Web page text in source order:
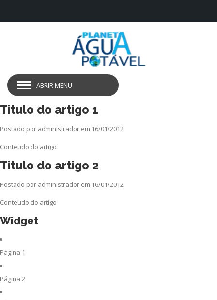
ABRIR MENU
Titulo do artigo 1
Postado por administrador em 16/01/2012
Conteudo do artigo
Titulo do artigo 2
Postado por administrador em 16/01/2012
Conteudo do artigo
Widget
Página 1
Página 2